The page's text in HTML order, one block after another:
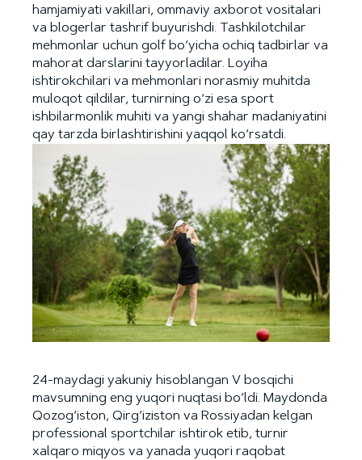
hamjamiyati vakillari, ommaviy axborot vositalari
va blogerlar tashrif buyurishdi. Tashkilotchilar
mehmonlar uchun golf bo‘yicha ochiq tadbirlar va
mahorat darslarini tayyorladilar. Loyiha
ishtirokchilari va mehmonlari norasmiy muhitda
muloqot qildilar, turnirning o‘zi esa sport
ishbilarmonlik muhiti va yangi shahar madaniyatini
qay tarzda birlashtirishini yaqqol ko‘rsatdi.
24-maydagi yakuniy hisoblangan V bosqichi
mavsumning eng yuqori nuqtasi bo‘ldi. Maydonda
Qozog‘iston, Qirg‘iziston va Rossiyadan kelgan
professional sportchilar ishtirok etib, turnir
xalqaro miqyos va yanada yuqori raqobat